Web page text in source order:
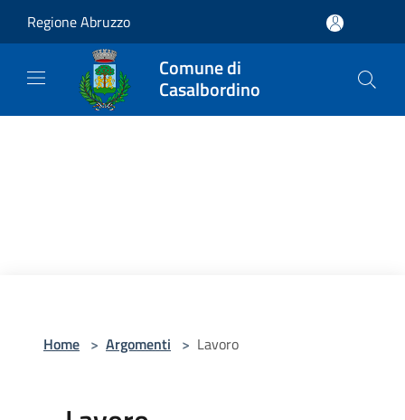
Regione Abruzzo
Comune di
Casalbordino
Home > Argomenti > Lavoro